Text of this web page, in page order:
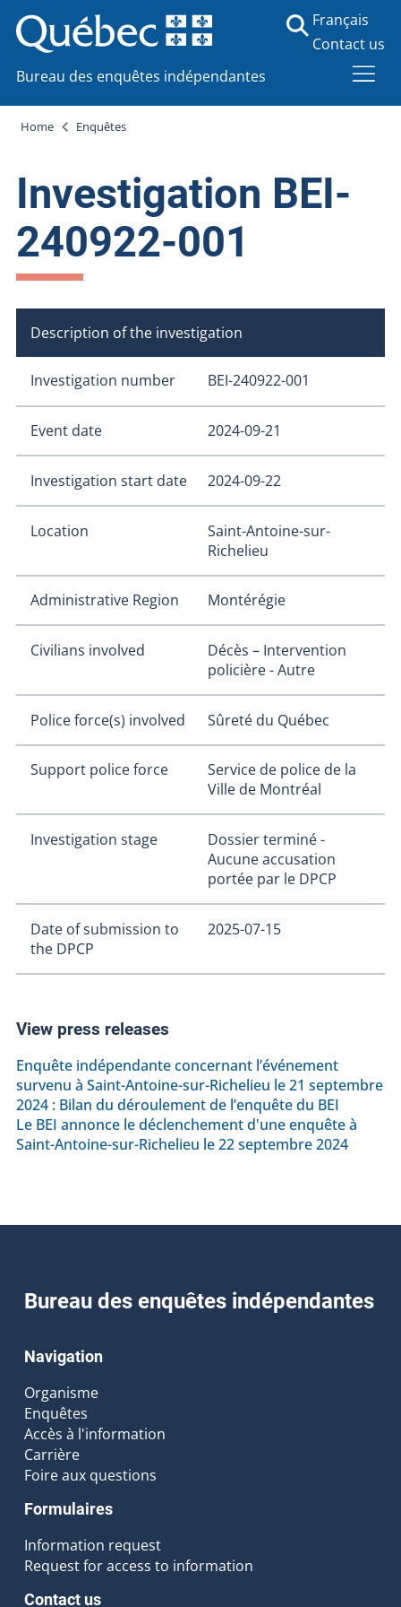
Bureau des enquêtes indépendantes
Français
Contact us
Home Enquêtes
Investigation BEI-
240922-001
Description of the investigation
Investigation number BEI-240922-001
Event date 2024-09-21
Investigation start date 2024-09-22
Location
Saint-Antoine-sur-
Richelieu
Administrative Region Montérégie
Civilians involved
Décès – Intervention
policière - Autre
Police force(s) involved Sûreté du Québec
Support police force
Service de police de la
Ville de Montréal
Investigation stage
Dossier terminé -
Aucune accusation
portée par le DPCP
Date of submission to
the DPCP
2025-07-15
View press releases
Enquête indépendante concernant l’événement
survenu à Saint-Antoine-sur-Richelieu le 21 septembre
2024 : Bilan du déroulement de l’enquête du BEI
Le BEI annonce le déclenchement d'une enquête à
Saint-Antoine-sur-Richelieu le 22 septembre 2024
Bureau des enquêtes indépendantes
Navigation
Organisme
Enquêtes
Accès à l'information
Carrière
Foire aux questions
Formulaires
Information request
Request for access to information
Contact us